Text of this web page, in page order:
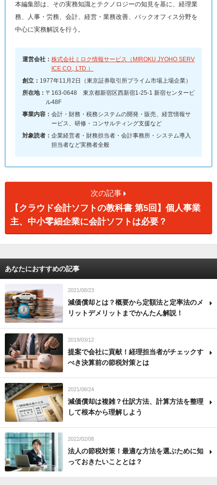
本編集部は、その実務知識とテクノロジーの知見を基に、経理業
務、人事・労務、会計、経営・業務改善、バックオフィス分野を
中心に実務解説を行う。
運営会社： 株式会社ミロク情報サービス（MIROKU JYOHO SERV
ICE CO., LTD.）
創立： 1977年11月2日（東京証券取引所プライム市場上場企業）
所在地： 〒163-0648 東京都新宿区西新宿1-25-1 新宿センタービ
ル48F
事業内容： 会計・財務・税務システムの開発・販売、経営情報サ
ービス、研修・コンサルティング支援など
対象読者： 企業経営者・財務担当者・会計事務所・システム導入
担当者など実務者全般
次の記事
【クラウド会計ソフトの教科書 第5回】個人事業
主、中小零細企業に会計ソフトは必要？
あなたにおすすめの記事
2021/08/23
減価償却とは？概要から定額法と定率法のメ
リットデメリットまでかんたん解説！
2019/03/12
提案で会社に貢献！経理担当者がチェックす
べき決算前の節税対策とは
2021/08/24
減価償却は複雑？仕訳方法、計算方法を整理
して根本から理解しよう
2022/02/08
法人の節税対策！最適な方法を選ぶために知
っておきたいこととは？